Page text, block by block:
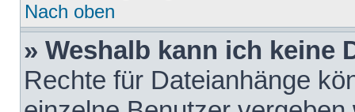
Nach oben
» Weshalb kann ich keine
Rechte für Dateianhänge